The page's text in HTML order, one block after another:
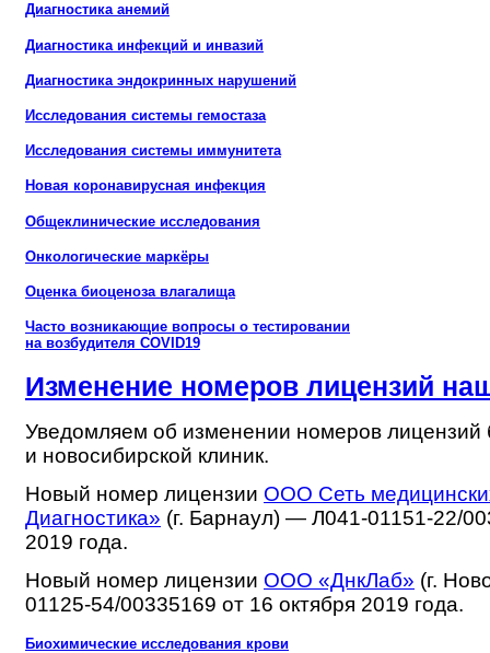
Диагностика анемий
Диагностика инфекций и инвазий
Диагностика эндокринных нарушений
Исследования системы гемостаза
Исследования системы иммунитета
Новая коронавирусная инфекция
Общеклинические исследования
Онкологические маркёры
Оценка биоценоза влагалища
Часто возникающие вопросы о тестировании
на возбудителя COVID19
Изменение номеров лицензий
Уведомляем об изменении номеров лицензий
и новосибирской клиник.
Новый номер лицензии ООО Сеть
Диагностика» (г. Барнаул) — Л041-01151-22/
2019 года.
Новый номер лицензии ООО «ДнкЛаб» (г.
01125-54/00335169 от 16 октября 2019 года.
Биохимические исследования крови